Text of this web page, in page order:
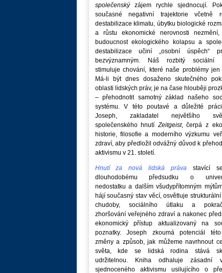
společenskýzájem rychle sjednocují.
současné negativní trajektorie včetně
destabilizace klimatu, úbytku biologické
a růstu ekonomické nerovnosti nezmění,
budoucnost ekologického kolapsu a
destabilizace učiní „osobní úspěch“
bezvýznamným. Náš rozbitý sociální
stimuluje chování, které naše problémy jen
Má-li být dnes dosaženo skutečného
oblasti lidských práv, je na čase hlouběji
– přehodnotit samotný základ našeho
systému. V této poutavé a důležité
Joseph, zakladatel největšího
společenského hnutí Zeitgeist, čerpá z
historie, filosofie a moderního výzkumu
zdraví, aby předložil odvážný důvod k
aktivismu v 21. století.
Hnutí za nová lidská práva stavící
dlouhodobému předsudku o
nedostatku a dalším všudypřítomným
hájí současný stav věcí, osvětluje
chudoby, sociálního útlaku a
zhoršování veřejného zdraví a nakonec
ekonomický přístup aktualizovaný na
poznatky. Joseph zkoumá potenciál
změny a způsob, jak můžeme navrhnout
světa, kde se lidská rodina stává
udržitelnou. Kniha odhaluje zásadní
sjednoceného aktivismu usilujícího o